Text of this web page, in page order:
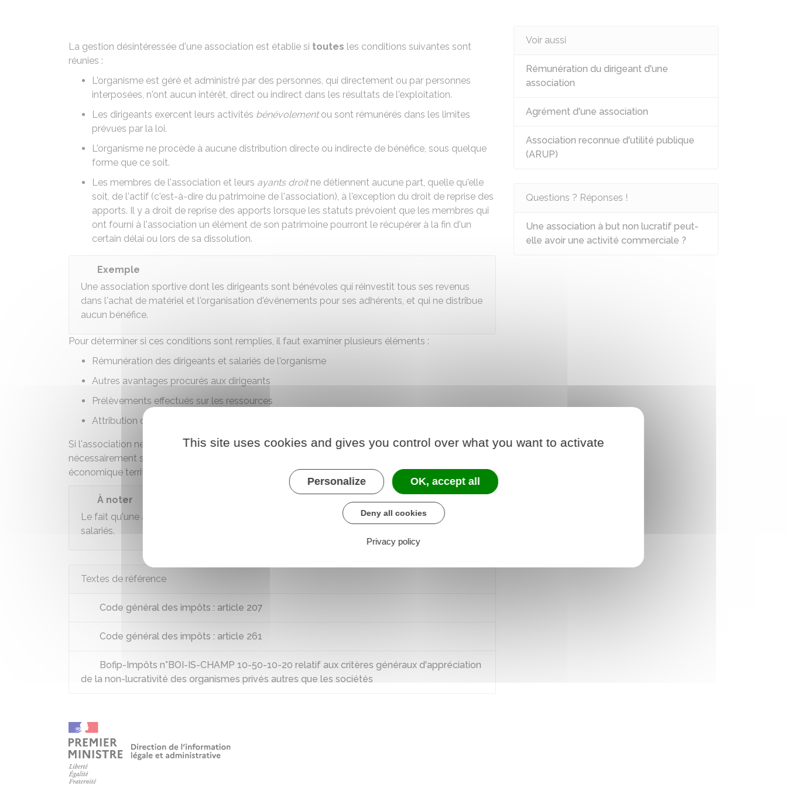
La gestion désintéressée d'une association est établie si toutes les conditions suivantes sont
réunies :
L'organisme est géré et administré par des personnes, qui directement ou par personnes
interposées, n'ont aucun intérêt, direct ou indirect dans les résultats de l'exploitation.
Les dirigeants exercent leurs activités bénévolementou sont rémunérés dans les limites
prévues par la loi.
L'organisme ne procède à aucune distribution directe ou indirecte de bénéfice, sous quelque
forme que ce soit.
Les membres de l'association et leurs ayants droitne détiennent aucune part, quelle qu'elle
soit, de l'actif (c'est-à-dire du patrimoine de l'association), à l'exception du droit de reprise des
apports. Il y a droit de reprise des apports lorsque les statuts prévoient que les membres qui
ont fourni à l'association un élément de son patrimoine pourront le récupérer à la fin d'un
certain délai ou lors de sa dissolution.
Exemple
Une association sportive dont les dirigeants sont bénévoles qui réinvestit tous ses revenus
dans l'achat de matériel et l'organisation d'événements pour ses adhérents, et qui ne distribue
aucun bénéfice.
Pour déterminer si ces conditions sont remplies, il faut examiner plusieurs éléments :
Rémunération des dirigeants et salariés de l'organisme
Autres avantages procurés aux dirigeants
Prélèvements effectués sur les ressources
Attribution de parts d'actif.
Si l'association ne remplit pas ces conditions, sa gestion est intéressée et l'association est
nécessairement soumise aux impôts dits
économique territoriale
À noter
Le fait qu'une association ait une gestion désintéressée ne l'empêche pas d'employer des
salariés.
Textes de référence
Code général des impôts : article 207
Code général des impôts : article 261
Bofip-Impôts n°BOI-IS-CHAMP 10-50-10-20 relatif aux critères généraux d'appréciation
de la non-lucrativité des organismes privés autres que les sociétés
Voir aussi
Rémunération du dirigeant d'une
association
Agrément d'une association
Association reconnue d'utilité publique
(ARUP)
Questions ? Réponses !
Une association à but non lucratif peut-
elle avoir une activité commerciale ?
This site uses cookies and gives you control over what you want to activate
Personalize OK, accept all
Deny all cookies
Privacy policy